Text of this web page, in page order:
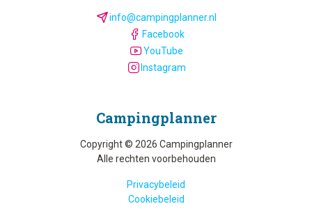
info@campingplanner.nl
Facebook
YouTube
Instagram
Camping­planner
Copyright © 2026 Campingplanner
Alle rechten voorbehouden
Privacybeleid
Cookiebeleid